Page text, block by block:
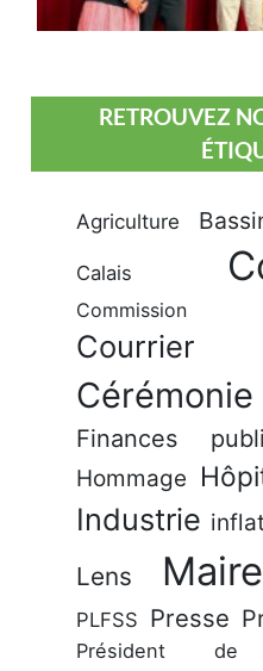
RETROUVEZ
Agriculture
Calais
Commission
Courrier
Cérémonie
Finances
Hommage
Industrie
Lens
PLFSS Presse
Président de